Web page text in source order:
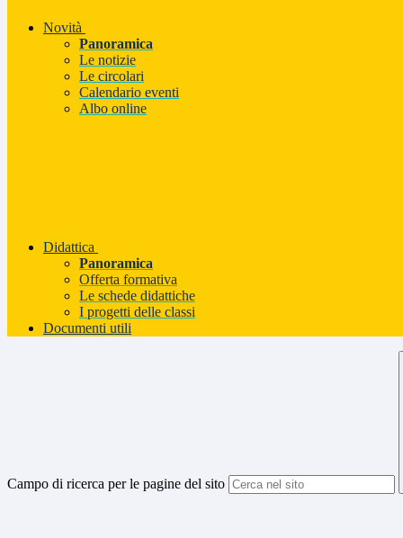
Novità
Panoramica
Le notizie
Le circolari
Calendario eventi
Albo online
Didattica
Panoramica
Offerta formativa
Le schede didattiche
I progetti delle classi
Documenti utili
Campo di ricerca per le pagine del sito